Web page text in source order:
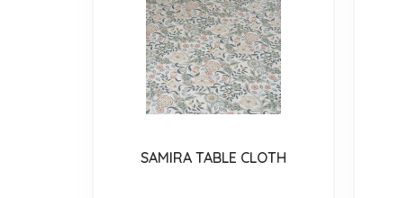
SAMIRA TABLE CLOTH